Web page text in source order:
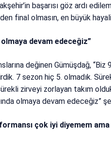
başarısı göz ardı
final olmasın, en büyük
devam edeceğiz”
değinen Gümüşdağ,
7 sezon hiç 5. olmadık.
zirveyi zorlayan takım
olmaya devam edeceğiz”
çok iyi diyemem